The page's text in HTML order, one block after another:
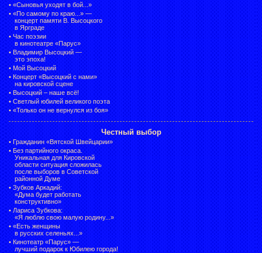
• «Сыновья уходят в бой...»
• «По самому по краю...» —
концерт памяти В. Высоцкого
в Ярграде
• Час поэзии
в кинотеатре «Парус»
• Владимир Высоцкий —
это эпоха!
• Мой Высоцкий
• Концерт «Высоцкий с нами»
на кировской сцене
• Высоцкий – наше всё!
• Светлый юбилей великого поэта
• «Только он не вернулся из боя»
Честный выбор
• Гражданин «Вятской Швейцарии»
• Без партийного окраса.
Уникальная для Кировской
области ситуация сложилась
после выборов в Советской
районной Думе
• Зубков Аркадий:
«Дума будет работать
конструктивно»
• Лариса Зубкова:
«Я люблю свою малую родину...»
• «Есть женщины
в русских селеньях...»
• Кинотеатр «Парус» —
лучший подарок к Юбилею города!